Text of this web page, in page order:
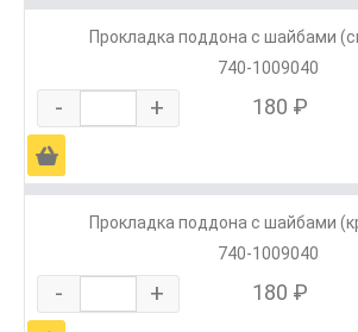
Прокладка поддона с шайбами
740-1009040
- + 180 ₽
Ä
Прокладка поддона с шайбами
740-1009040
- + 180 ₽